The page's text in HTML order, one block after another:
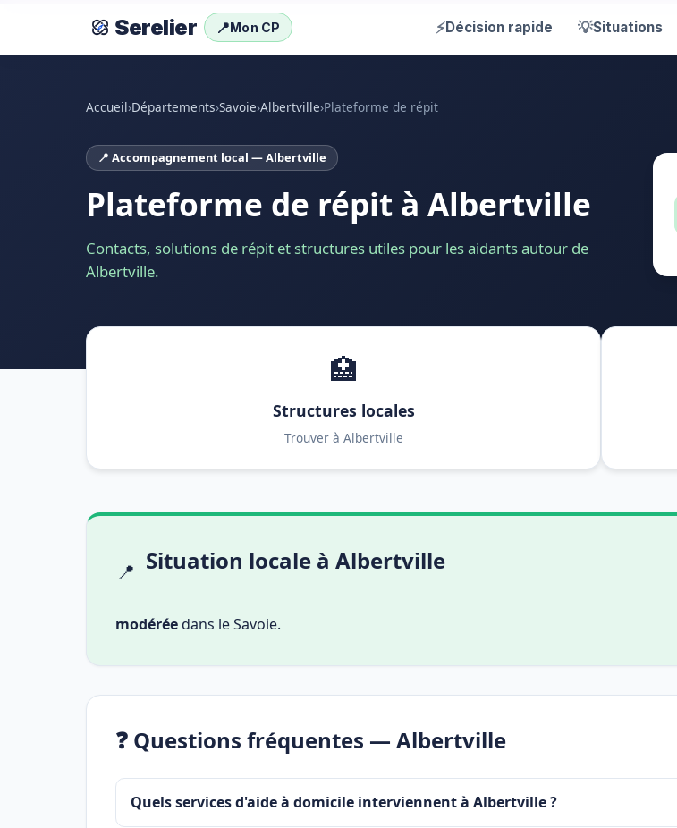
Serelier 📍Mon CP ⚡Décision rapide 💡Situations
Accueil›Départements›Savoie›Albertville›Plateforme de répit
📍 Accompagnement local — Albertville
Plateforme de répit à Albertville
Contacts, solutions de répit et structures utiles pour les aidants autour de
Albertville.
🏥
Structures locales
Trouver à Albertville
📍 Situation locale à Albertville
modéréedans le Savoie.
❓ Questions fréquentes — Albertville
Quels services d'aide à domicile interviennent à Albertville ?